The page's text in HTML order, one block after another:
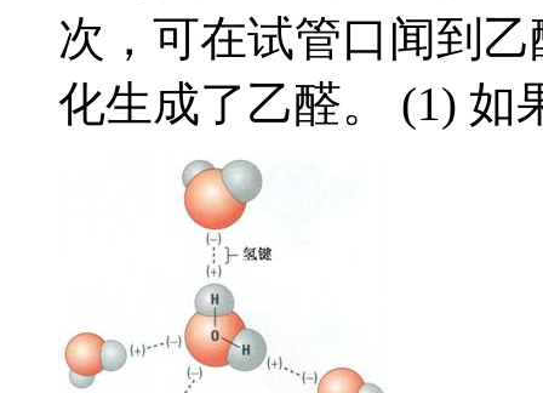
次，可在试管口闻到
化生成了乙醛。 (1) 如